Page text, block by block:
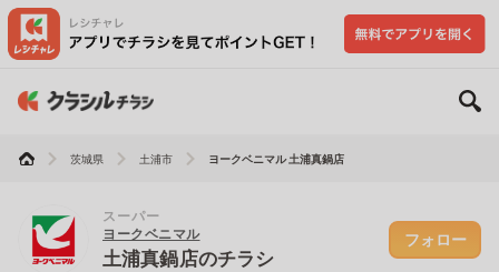
茨城県 土浦市 ヨークベニマル 土浦真鍋店
スーパー
ヨークベニマル
土浦真鍋店のチラシ
フォロー